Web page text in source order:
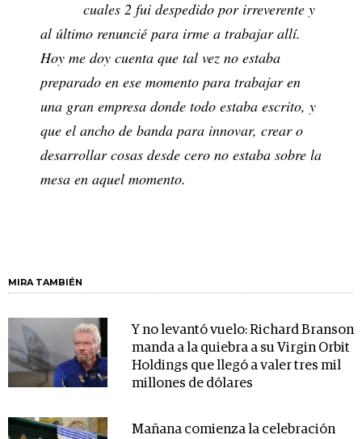
cuales 2 fui despedido por irreverente y
al último renuncié para irme a trabajar allí.
Hoy me doy cuenta que tal vez no estaba
preparado en ese momento para trabajar en
una gran empresa donde todo estaba escrito, y
que el ancho de banda para innovar, crear o
desarrollar cosas desde cero no estaba sobre la
mesa en aquel momento.
MIRA TAMBIÉN
Y no levantó vuelo: Richard Branson
manda a la quiebra a su Virgin Orbit
Holdings que llegó a valer tres mil
millones de dólares
Mañana comienza la celebración